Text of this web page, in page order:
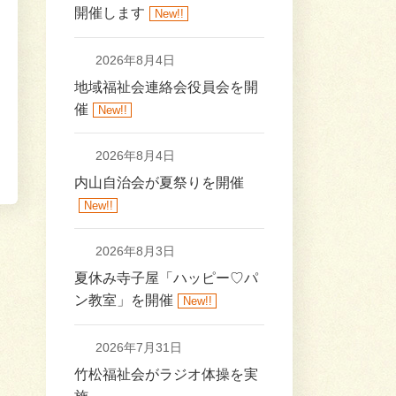
開催します New!!
2026年8月4日
地域福祉会連絡会役員会を開
催
New!!
2026年8月4日
内山自治会が夏祭りを開催
New!!
2026年8月3日
夏休み寺子屋「ハッピー♡パ
ン教室」を開催
New!!
2026年7月31日
竹松福祉会がラジオ体操を実